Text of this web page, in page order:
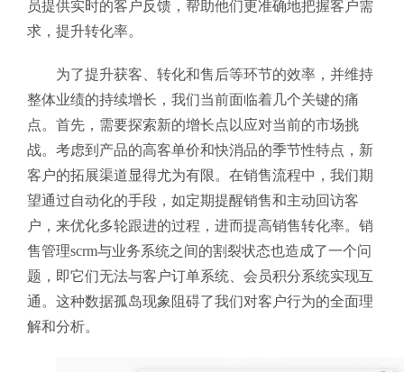
员提供实时的客户反馈，帮助他们更准确地把握客户需
求，提升转化率。
为了提升获客、转化和售后等环节的效率，并维持
整体业绩的持续增长，我们当前面临着几个关键的痛
点。首先，需要探索新的增长点以应对当前的市场挑
战。考虑到产品的高客单价和快消品的季节性特点，新
客户的拓展渠道显得尤为有限。在销售流程中，我们期
望通过自动化的手段，如定期提醒销售和主动回访客
户，来优化多轮跟进的过程，进而提高销售转化率。销
售管理scrm与业务系统之间的割裂状态也造成了一个问
题，即它们无法与客户订单系统、会员积分系统实现互
通。这种数据孤岛现象阻碍了我们对客户行为的全面理
解和分析。